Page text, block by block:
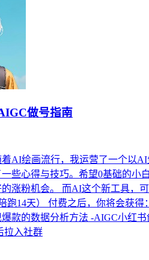
做号指南
AI绘画流行，我运营了一个以
些心得与技巧。希望0基础的小
涨粉机会。 而AI这个新工具，
跑14天） 付费之后，你将会获
爆款的数据分析方法 -AIGC小红
拉入社群